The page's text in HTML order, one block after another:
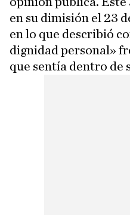
en su dimisión el 23
en lo que describió
dignidad personal»
que sentía dentro de